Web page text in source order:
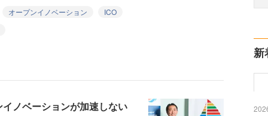
オープンイノベーション ICO
ノベーションが加速しない
新